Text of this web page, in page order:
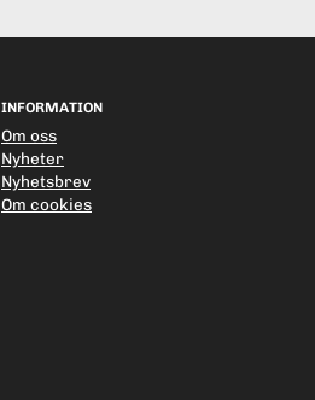
INFORMATION
Om oss
Nyheter
Nyhetsbrev
Om cookies